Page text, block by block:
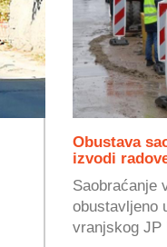
Obustava
izvodi
Saobraćanje
obustavljeno
vranjskog JP